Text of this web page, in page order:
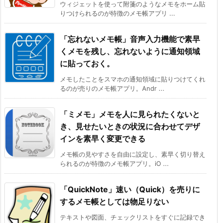
ウィジェットを使って附箋のようなメモをホーム貼
りつけられるのが特徴のメモ帳アプリ ...
「忘れないメモ帳」音声入力機能で素早
くメモを残し、忘れないように通知領域
に貼っておく。
メモしたことをスマホの通知領域に貼りつけてくれ
るのが売りのメモ帳アプリ。Andr ...
「ミメモ」メモを人に見られたくないと
き、見せたいときの状況に合わせてデザ
インを素早く変更できる
メモ帳の見やすさを自由に設定し、素早く切り替え
られるのが特徴のメモ帳アプリ。iO ...
「QuickNote」速い（Quick）を売りに
するメモ帳としては物足りない
テキストや図面、チェックリストをすぐに記録でき